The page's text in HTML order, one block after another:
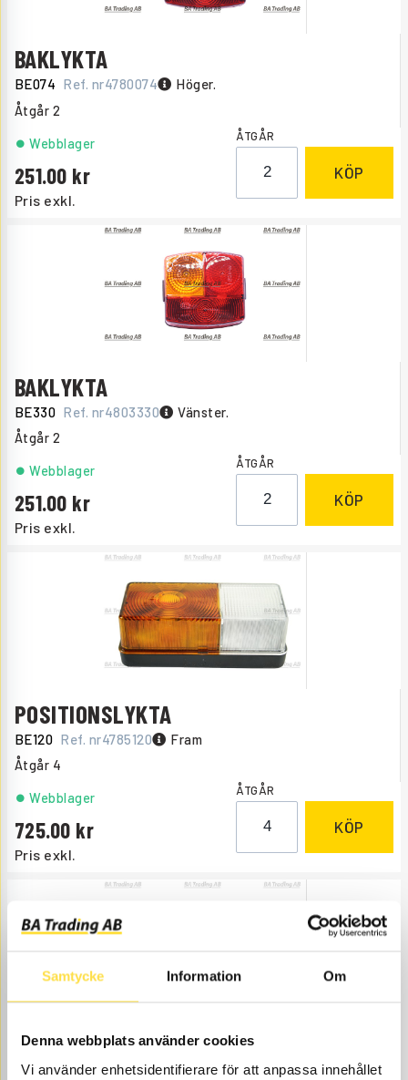
Samtycke Information Om
Denna webbplats använder cookies
Vi använder enhetsidentifierare för att anpassa innehållet
BAKLYKTA
BE074 Ref. nr4780074 Höger.
Åtgår 2
Pris exkl.
251.00
Webblager ÅTGÅR
KÖP
BAKLYKTA
BE330 Ref. nr4803330 Vänster.
Åtgår 2
Pris exkl.
251.00
Webblager ÅTGÅR
KÖP
POSITIONSLYKTA
BE120 Ref. nr4785120 Fram
Åtgår 4
Pris exkl.
725.00
Webblager ÅTGÅR
KÖP
SIDOMARK.LYKTA
BE682 Ref. nr1576682 Komplett